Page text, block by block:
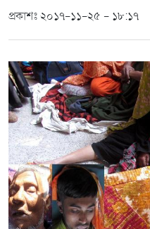
প্রকাশঃ ২০১৭-১১-২৫ - ১৮:১৭